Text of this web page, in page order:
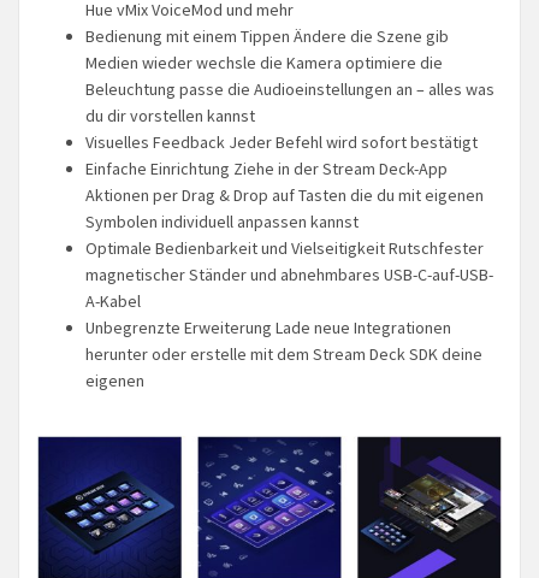
Hue vMix VoiceMod und mehr
Bedienung mit einem Tippen Ändere die Szene gib
Medien wieder wechsle die Kamera optimiere die
Beleuchtung passe die Audioeinstellungen an – alles was
du dir vorstellen kannst
Visuelles Feedback Jeder Befehl wird sofort bestätigt
Einfache Einrichtung Ziehe in der Stream Deck-App
Aktionen per Drag & Drop auf Tasten die du mit eigenen
Symbolen individuell anpassen kannst
Optimale Bedienbarkeit und Vielseitigkeit Rutschfester
magnetischer Ständer und abnehmbares USB-C-auf-USB-
A-Kabel
Unbegrenzte Erweiterung Lade neue Integrationen
herunter oder erstelle mit dem Stream Deck SDK deine
eigenen